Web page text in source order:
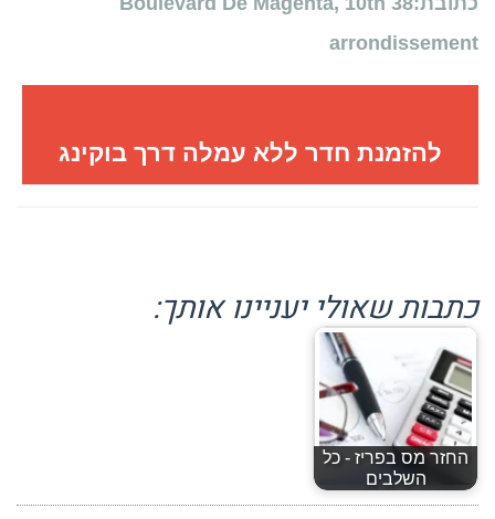
arrondissement
להזמנת חדר ללא עמלה דרך בוקינג
כתבות שאולי יעניינו אותך:
החזר מס בפריז - כל
השלבים